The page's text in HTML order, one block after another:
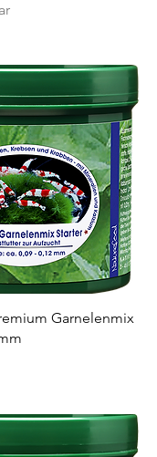
Garnelenmix